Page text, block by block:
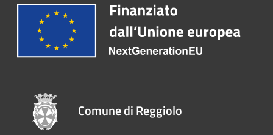
Comune di Reggiolo